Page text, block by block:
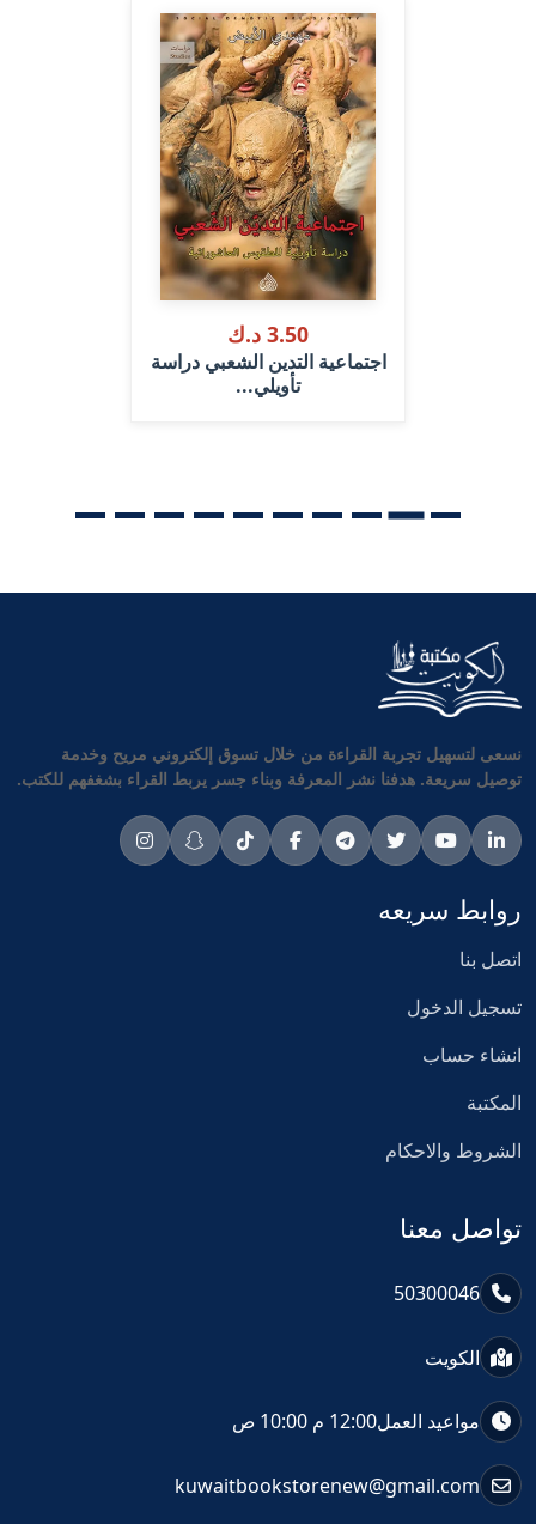
3.50 د.ك
اجتماعية التدين الشعبي دراسة
تأويلي...
نسعى لتسهيل تجربة القراءة من خلال تسوق إلكتروني مريح وخدمة
توصيل سريعة. هدفنا نشر المعرفة وبناء جسر يربط القراء بشغفهم للكتب.
روابط سريعه
اتصل بنا
تسجيل الدخول
انشاء حساب
المكتبة
الشروط والاحكام
تواصل معنا
50300046
الكويت
مواعيد العمل12:00 م 10:00 ص
kuwaitbookstorenew@gmail.com